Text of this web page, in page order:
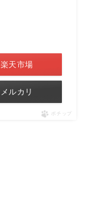
楽天市場
メルカリ
ポチップ